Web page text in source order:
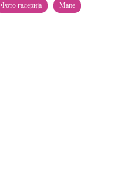
Фото галерија Мапе